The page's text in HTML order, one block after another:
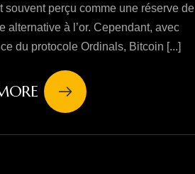
souvent perçu comme une réserve de
alternative à l’or. Cependant, avec
du protocole Ordinals, Bitcoin [...]